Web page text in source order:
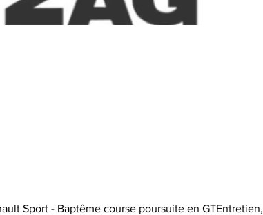
Sport - Baptême course poursuite en GTEntretien,